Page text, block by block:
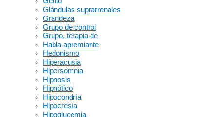
Glándulas suprarrenales
Grandeza
Grupo de control
Grupo, terapia de
Habla apremiante
Hedonismo
Hiperacusia
Hipersomnia
Hipnosis
Hipnótico
Hipocondría
Hipocresía
Hipoglucemia